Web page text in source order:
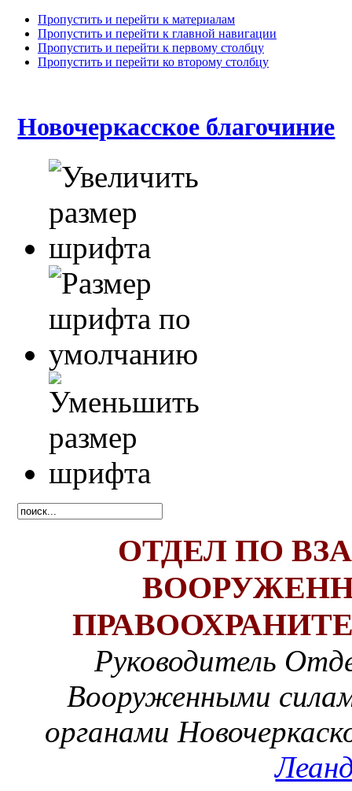
Пропустить и перейти к материалам
Пропустить и перейти к главной навигации
Пропустить и перейти к первому столбцу
Пропустить и перейти ко второму столбцу
Новочеркасское благочиние
ОТДЕЛ ПО
Руководитель
Вооруженными
органами